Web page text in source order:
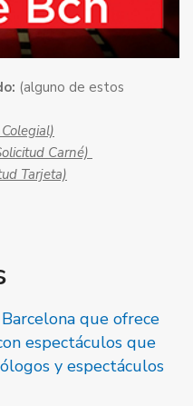
(alguno de estos
Carné)
Tarjeta)
que ofrece
espectáculos que
y espectáculos